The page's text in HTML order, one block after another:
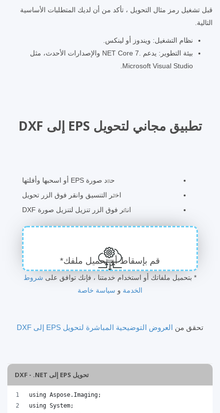
قبل تشغيل رمز مثال التحويل ، تأكد من أن لديك المتطلبات الأساسية
التالية.
نظام التشغيل: ويندوز أو لينكس.
بيئة التطوير: يدعم .NET Core 7 والإصدارات الأحدث، مثل
Microsoft Visual Studio.
تطبيق مجاني لتحويل EPS إلى DXF
حدد صورة EPS أو اسحبها وأفلتها
اختر التنسيق وانقر فوق الزر تحويل
انقر فوق الزر تنزيل لتنزيل صورة DXF
قم بإسقاط أو تحميل ملفك*
* بتحميل ملفاتك أو استخدام خدمتنا ، فإنك توافق على شروط
الخدمة و سياسة خاصة
تحقق من العروض التوضيحية المباشرة لتحويل EPS إلى DXF
تحويل EPS إلى DXF - .NET